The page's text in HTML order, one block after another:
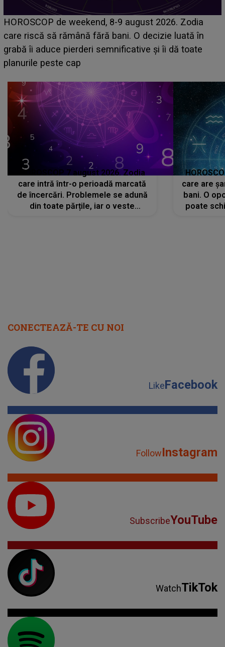
Emanuel a ținut ACEST DETALIU ASCUNS până
acum! În fața Alexandrei, concurentul din Casa Iubirii
face o MĂRTURISIRE NEAȘTEPTATĂ despre mama
sa: "I-am spus și ei în față, eu nu te iubesc pentru
HOROSCOP 7 august 2026. Zodia
care intră într-o perioadă marcată
de încercări. Problemele se adună
din toate părțile, iar o veste
care are
bani. O
poate
CONECTEAZĂ-TE CU NOI
LikeFacebook
FollowInstagram
SubscribeYouTube
WatchTikTok